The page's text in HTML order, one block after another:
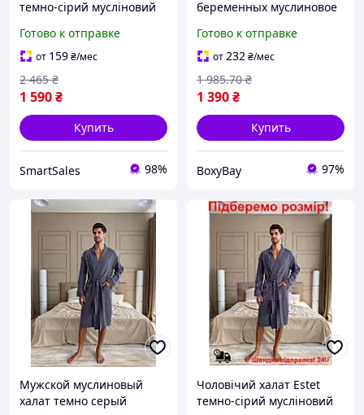
темно-сірий мусліновий
комфортний одяг для
чоловіків S
Готово к отправке
от 159₴/мес
1 590₴
2 465 ₴
Купить
SmartSales 98%
беременных муслиновое
домашняя одежда для
беременных 2XL легкий
халат
Готово к отправке
от232₴/мес
1 390₴
1 985.70 ₴
Купить
BoxyBay 97%
Мужской муслиновый
халат темно серый
Чоловічий халат Estet
темно-сірий мусліновий